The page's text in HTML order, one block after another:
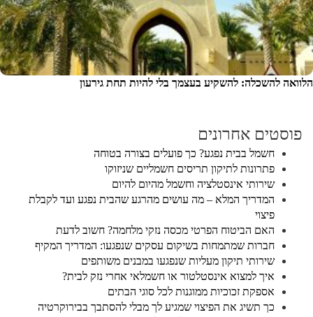
הלוואה להשכלה: להשקיע בעצמך בלי להיות תחת גירעון
פוסטים אחרונים
חשמל בבית נפגע? כך פועלים בצורה בטוחה
פתרונות לתיקון תריסים חשמליים שניזוקו
שירותי אינסטלציה וחשמל מהיום להיום
המדריך המלא – מה עושים מהרגע שהבית נפגע ועד לקבלת
פיצוי
האם הביטוח הפרטי מכסה נזקי מלחמה? חשוב לדעת
חברות שמתמחות בשיקום עסקים שנפגעו: המדריך המקיף
שירותי תיקון מעליות שנפגעו במבנים משותפים
איך למצוא אינסטלטור או חשמלאי אחרי נזק לבית?
אספקת זכוכיות ממוגנות לכל סוגי הבתים
כך תשיג את הפיצוי שמגיע לך מבלי להסתבך בבירוקרטיה